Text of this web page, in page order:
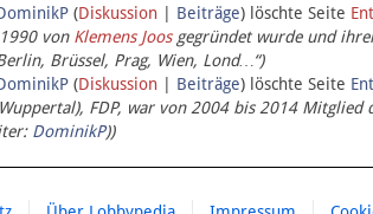
(Diskussion | Beiträge) löschte Seite
von Klemens Joosgegründet wurde und
Brüssel, Prag, Wien, Lond…“)
(Diskussion | Beiträge) löschte Seite
FDP, war von 2004 bis 2014
DominikP))